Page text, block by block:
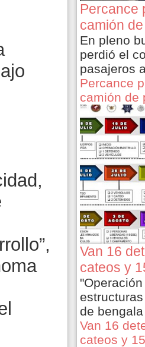
Percance
camión
En pleno
perdió el
pasajeros
Percance
camión de
Van 16
cateos y
de
Van 16
cateos y